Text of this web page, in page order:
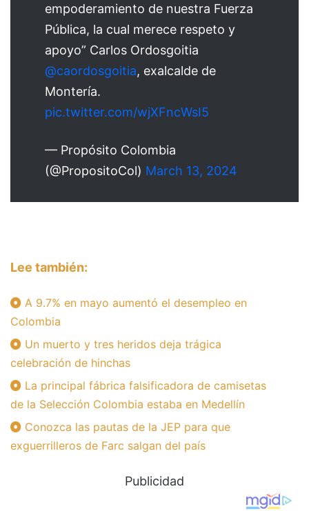
empoderamiento de nuestra Fuerza
Pública, la cual merece respeto y
apoyo” Carlos Ordosgoitia
@caordosgoitia, exalcalde de
Montería.
pic.twitter.com/wjXFncWsI5
— Propósito Colombia
(@PropositoCol) March 13, 2024
Lee también:
A 9.7% en mayo aumentó el desempleo en
Colombia
Un muerto y tres heridos deja trágica
celebración de hinchas
La principal fábrica falsificadora de camisetas
de la Selección Colombia estaba en Medellín
Conozca las pautas de la JEP para que
exguerrilleros de Farc salgan del país
Publicidad